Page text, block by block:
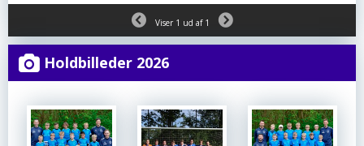
Viser 1 ud af 1
Holdbilleder 2026